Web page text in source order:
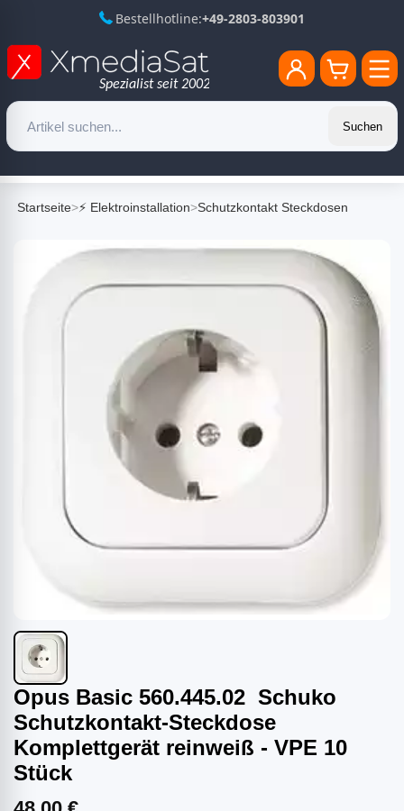
Bestellhotline:+49-2803-803901
Suchen
Startseite>⚡ Elektroinstallation>Schutzkontakt Steckdosen
Opus Basic 560.445.02 Schuko
Schutzkontakt-Steckdose
Komplettgerät reinweiß - VPE 10
Stück